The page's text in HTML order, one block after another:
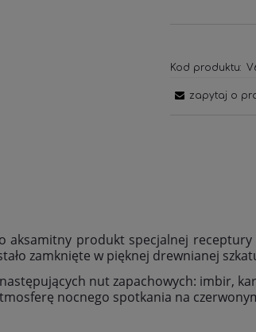
Kod produktu:
zapytaj o
aksamitny produkt specjalnej
zamknięte w pięknej drewnianej
nut zapachowych: imbir,
nocnego spotkania na